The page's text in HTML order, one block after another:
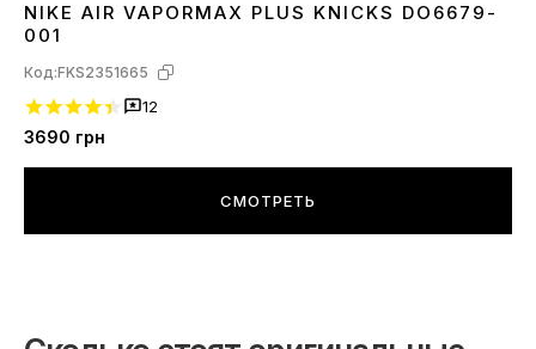
4142 43
NIKE AIR VAPORMAX PLUS KNICKS DO6679-
001
Код:FKS2351665
12
3690 грн
СМОТРЕТЬ